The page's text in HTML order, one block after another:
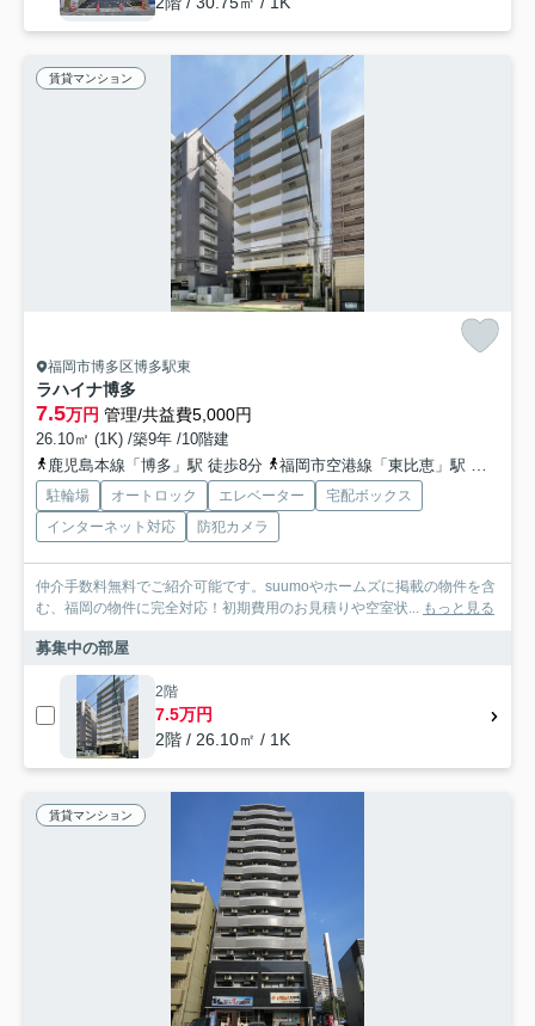
賃貸マンション
福岡市博多区博多駅東
ラハイナ博多
7.5万円 管理/共益費5,000円
26.10㎡ (1K) /築9年 /10階建
鹿児島本線「博多」駅 徒歩8分
福岡市空港線「東比恵」駅 徒歩13分
駐輪場 オートロック エレベーター
宅配ボックス
インターネット対応
防犯カメラ
仲介手数料無料でご紹介可能です。suumoやホームズに掲載の物件を含
む、福岡の物件に完全対応！初期費用のお見積りや空室状...
もっと見る
募集中の部屋
2階
7.5万円
2階 / 26.10㎡ / 1K
賃貸マンション